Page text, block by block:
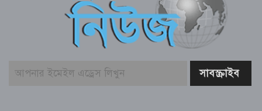
বোরকাপরা নারীর ইশারায় থামে বাস, ২০
মিনিটে ৫৭ লাখ টাকা লুট
লালবাগ কেল্লা পরিদর্শন করলেন মার্কিন নৌ
কমান্ডার